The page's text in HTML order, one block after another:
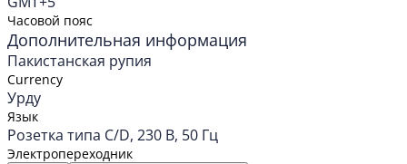
Часовой пояс
Дополнительная информация
Пакистанская рупия
Currency
Урду
Язык
Розетка типа C/D, 230 В, 50 Гц
Электропереходник